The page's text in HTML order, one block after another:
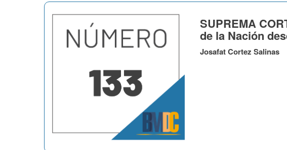
SUPREMA
de la Nación
Josafat Cortez Salinas